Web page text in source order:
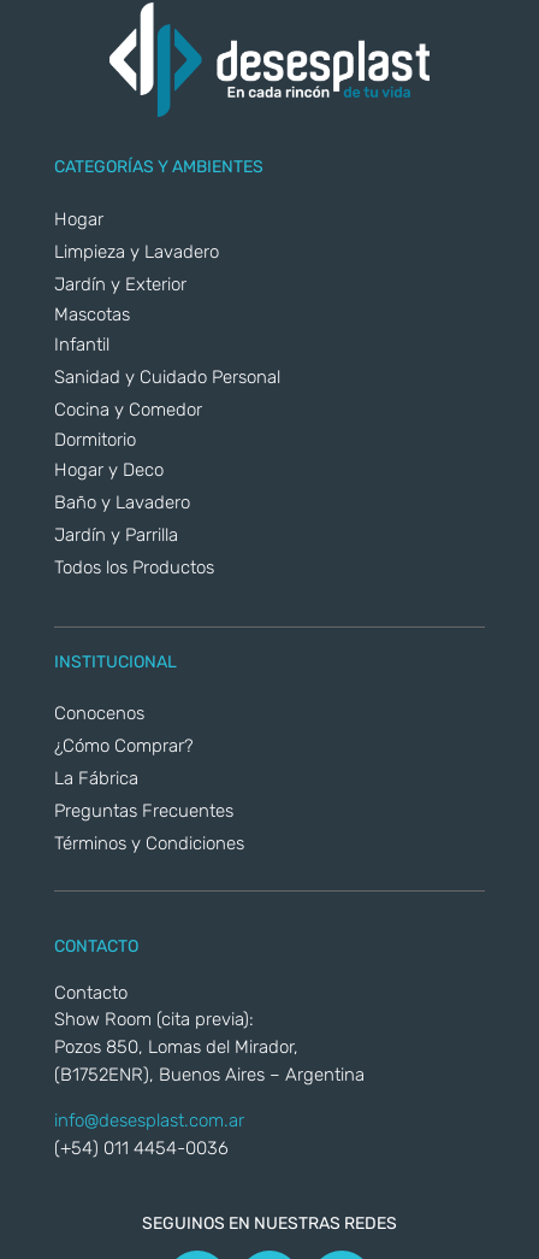
CATEGORÍAS Y AMBIENTES
Hogar
Limpieza y Lavadero
Jardín y Exterior
Mascotas
Infantil
Sanidad y Cuidado Personal
Cocina y Comedor
Dormitorio
Hogar y Deco
Baño y Lavadero
Jardín y Parrilla
Todos los Productos
INSTITUCIONAL
Conocenos
¿Cómo Comprar?
La Fábrica
Preguntas Frecuentes
Términos y Condiciones
CONTACTO
Contacto
Show Room (cita previa):
Pozos 850, Lomas del Mirador,
(B1752ENR), Buenos Aires – Argentina
info@desesplast.com.ar
(+54) 011 4454-0036
SEGUINOS EN NUESTRAS REDES